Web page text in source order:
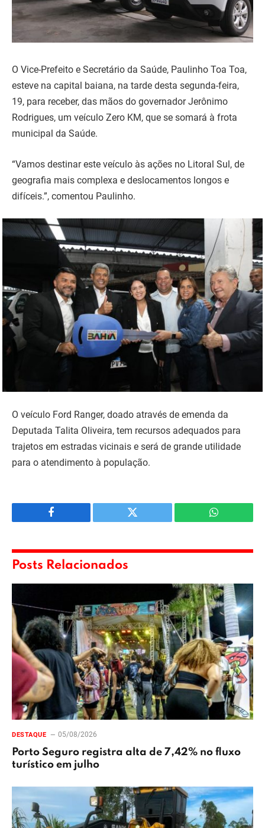
O Vice-Prefeito e Secretário da Saúde, Paulinho Toa Toa,
esteve na capital baiana, na tarde desta segunda-feira,
19, para receber, das mãos do governador Jerônimo
Rodrigues, um veículo Zero KM, que se somará à frota
municipal da Saúde.
“Vamos destinar este veículo às ações no Litoral Sul, de
geografia mais complexa e deslocamentos longos e
difíceis.”, comentou Paulinho.
O veículo Ford Ranger, doado através de emenda da
Deputada Talita Oliveira, tem recursos adequados para
trajetos em estradas vicinais e será de grande utilidade
para o atendimento à população.
Facebook Twitter WhatsApp
Posts Relacionados
DESTAQUE 05/08/2026
Porto Seguro registra alta de 7,42% no fluxo
turístico em julho